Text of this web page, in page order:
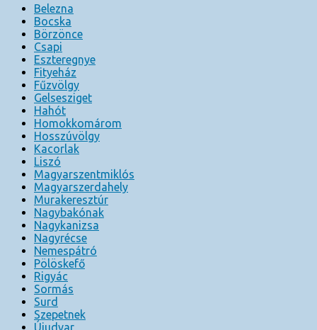
Belezna
Bocska
Börzönce
Csapi
Eszteregnye
Fityeház
Fűzvölgy
Gelsesziget
Hahót
Homokkomárom
Hosszúvölgy
Kacorlak
Liszó
Magyarszentmiklós
Magyarszerdahely
Murakeresztúr
Nagybakónak
Nagykanizsa
Nagyrécse
Nemespátró
Pölöskefő
Rigyác
Sormás
Surd
Szepetnek
Újudvar